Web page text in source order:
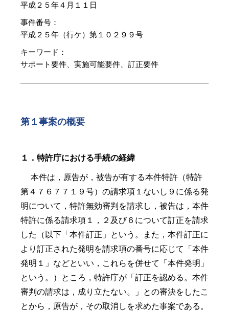
平成２５年４月１１日
事件番号：
平成２５年（行ケ）第１０２９９号
キーワード：
サポート要件、実施可能要件、訂正要件
第１事案の概要
１．特許庁における手続の経緯
本件は，原告が，被告が有する本件特許（特許
第４７６７７１９号）の請求項１ないし９に係る発
明について，特許無効審判を請求し，被告は，本件
特許に係る請求項１，２及び６について訂正を請求
した（以下「本件訂正」という。また，本件訂正に
より訂正された発明を請求項の番号に応じて「本件
発明１」などといい，これらを併せて「本件発明」
という。）ところ，特許庁が「訂正を認める。本件
審判の請求は，成り立たない。」との審決をしたこ
とから，原告が，その取消しを求めた事案である。